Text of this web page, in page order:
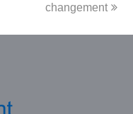
changement